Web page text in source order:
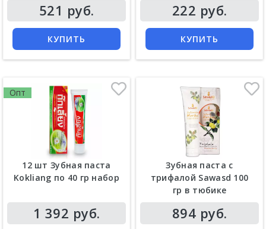
521 руб.
КУПИТЬ
222 руб.
КУПИТЬ
Опт
12 шт Зубная паста
Kokliang по 40 гр набор
1 392 руб.
Зубная паста с
трифалой Sawasd 100
гр в тюбике
894 руб.